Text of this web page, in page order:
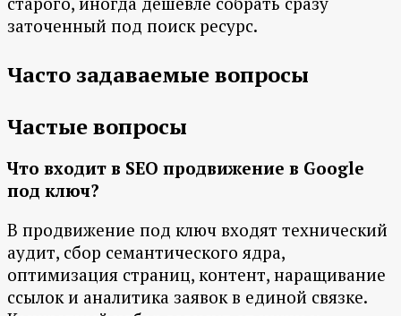
заточенный под поиск ресурс.
Часто задаваемые вопросы
Частые вопросы
Что входит в SEO продвижение в Google
под ключ?
В продвижение под ключ входят технический
аудит, сбор семантического ядра,
оптимизация страниц, контент, наращивание
ссылок и аналитика заявок в единой связке.